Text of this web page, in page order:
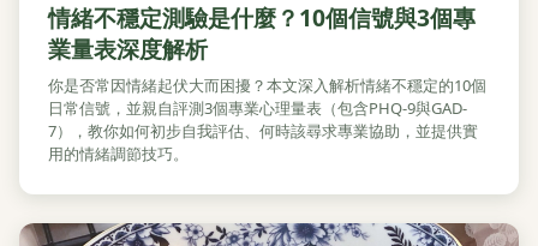
情緒不穩定測驗是什麼？10個信號與3個專
業量表深度解析
你是否常因情緒起伏大而困擾？本文深入解析情緒不穩定的10個
日常信號，並親自評測3個專業心理量表（包含PHQ-9與GAD-
7），教你如何初步自我評估、何時該尋求專業協助，並提供實
用的情緒調節技巧。